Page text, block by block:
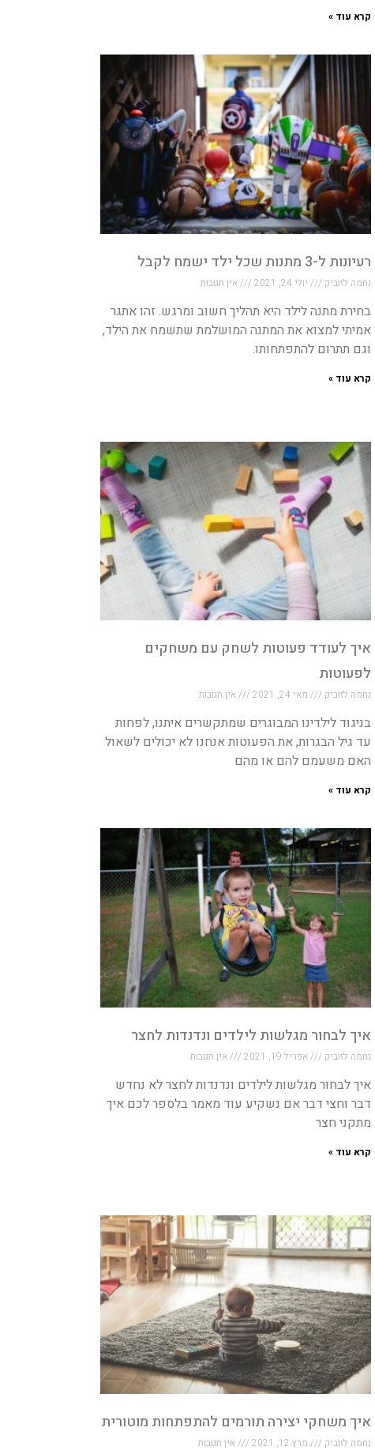
קרא עוד »
רעיונות ל-3 מתנות שכל ילד ישמח לקבל
נחמה לזוביק יולי 24, 2021 אין תגובות
בחירת מתנה לילד היא תהליך חשוב ומרגש. זהו אתגר
אמיתי למצוא את המתנה המושלמת שתשמח את הילד,
וגם תתרום להתפתחותו.
קרא עוד »
איך לעודד פעוטות לשחק עם משחקים
לפעוטות
נחמה לזוביק מאי 24, 2021 אין תגובות
בניגוד לילדינו המבוגרים שמתקשרים איתנו, לפחות
עד גיל הבגרות, את הפעוטות אנחנו לא יכולים לשאול
האם משעמם להם או מהם
קרא עוד »
איך לבחור מגלשות לילדים ונדנדות לחצר
נחמה לזוביק אפריל 19, 2021 אין תגובות
איך לבחור מגלשות לילדים ונדנדות לחצר לא נחדש
דבר וחצי דבר אם נשקיע עוד מאמר בלספר לכם איך
מתקני חצר
קרא עוד »
איך משחקי יצירה תורמים להתפתחות מוטורית
נחמה לזוביק מרץ 12, 2021 אין תגובות